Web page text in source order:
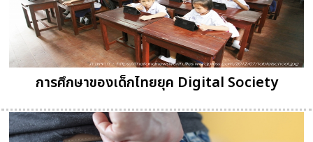
การศึกษาของเด็กไทยยุค Digital Society